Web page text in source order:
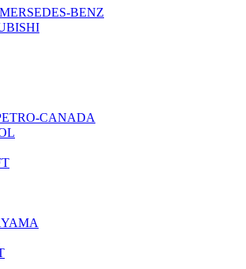
MERSEDES-BENZ
CANADA